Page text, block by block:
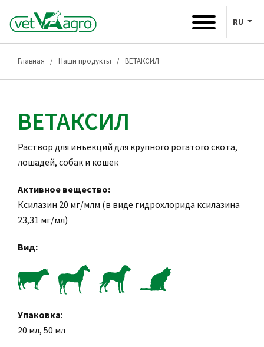
RU
Главная Наши продукты ВЕТАКСИЛ
ВЕТАКСИЛ
Раствор для инъекций для крупного рогатого скота,
лошадей, собак и кошек
Активное вещество:
Ксилазин 20 мг/млм (в виде гидрохлорида ксилазина
23,31 мг/мл)
Вид:
Упаковка:
20 мл, 50 мл